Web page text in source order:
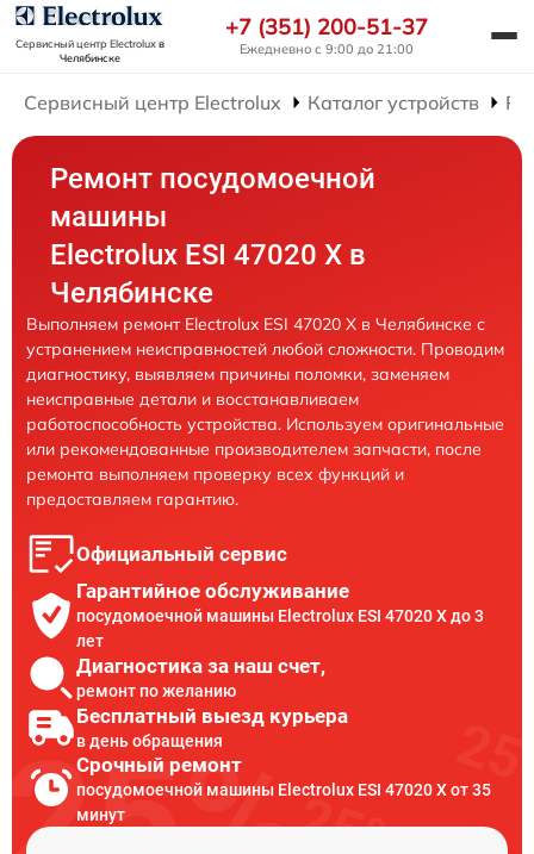
Сервисный центр Electroluxв
Челябинске
+7 (351) 200-51-37
Ежедневно с 9:00 до 21:00
Сервисный центр Electrolux Каталог устройств
Ремонт посудомоечной
машины
Electrolux ESI 47020 X в
Челябинске
Выполняем ремонт Electrolux ESI 47020 X в Челябинске с
устранением неисправностей любой сложности. Проводим
диагностику, выявляем причины поломки, заменяем
неисправные детали и восстанавливаем
работоспособность устройства. Используем оригинальные
или рекомендованные производителем запчасти, после
ремонта выполняем проверку всех функций и
предоставляем гарантию.
Официальный сервис
Гарантийное обслуживание
посудомоечной машины Electrolux ESI 47020 X до 3
лет
Диагностика за наш счет,
ремонт по желанию
Бесплатный выезд курьера
в день обращения
Срочный ремонт
посудомоечной машины Electrolux ESI 47020 X от 35
минут